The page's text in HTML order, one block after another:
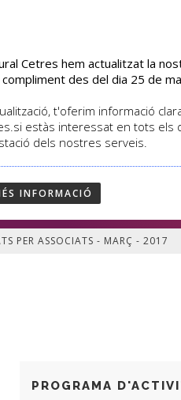
EL CENTRE
PER
ASSOCIATS - MARÇ -
PER ASSOCIATS - MARÇ - 2017
PROGRAMA
Cetres hem actualitzat la
des del dia 25 de
t'oferim informació
estàs interessat en tots els
dels nostres serveis.
INFORMACIÓ